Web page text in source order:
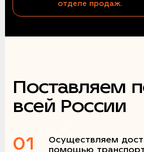
отделе продаж.
Поставляем
всей России
01
Осуществляем
помощью